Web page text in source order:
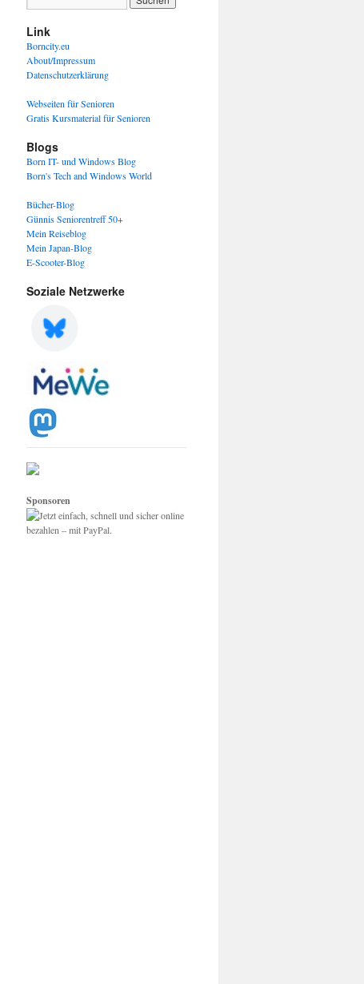
Link
Borncity.eu
About/Impressum
Datenschutzerklärung
Webseiten für Senioren
Gratis Kursmaterial für Senioren
Blogs
Born IT- und Windows Blog
Born's Tech and Windows World
Bücher-Blog
Günnis Seniorentreff 50+
Mein Reiseblog
Mein Japan-Blog
E-Scooter-Blog
Soziale Netzwerke
Sponsoren